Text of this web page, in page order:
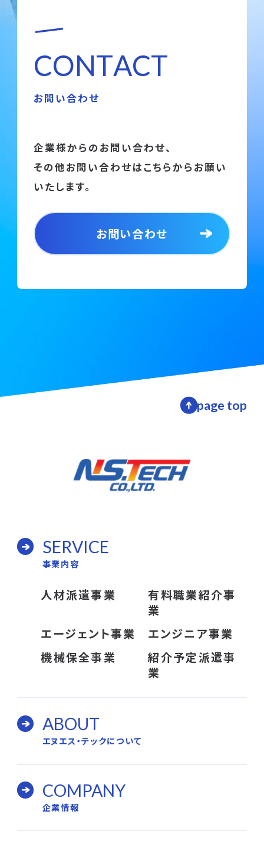
CONTACT
お問い合わせ
企業様からのお問い合わせ、
その他お問い合わせはこちらからお願い
いたします。
お問い合わせ
page top
SERVICE
事業内容
人材派遣事業
有料職業紹介事
業
エージェント事業
エンジニア事業
機械保全事業
紹介予定派遣事
業
ABOUT
エヌエス・テックについて
COMPANY
企業情報